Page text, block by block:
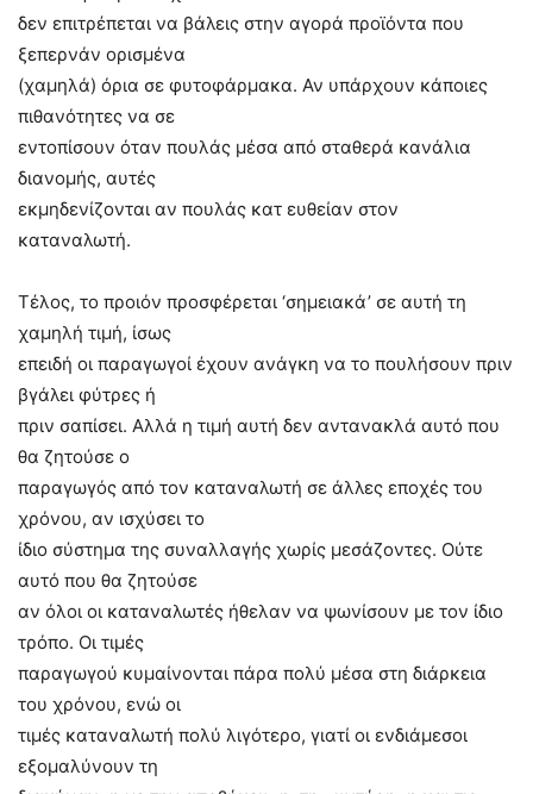
δεν επιτρέπεται να βάλεις στην αγορά προϊόντα που
ξεπερνάν ορισμένα
(χαμηλά) όρια σε φυτοφάρμακα. Αν υπάρχουν κάποιες
πιθανότητες να σε
εντοπίσουν όταν πουλάς μέσα από σταθερά κανάλια
διανομής, αυτές
εκμηδενίζονται αν πουλάς κατ ευθείαν στον
καταναλωτή.
Τέλος, το προιόν προσφέρεται ‘σημειακά’ σε αυτή τη
χαμηλή τιμή, ίσως
επειδή οι παραγωγοί έχουν ανάγκη να το πουλήσουν πριν
βγάλει φύτρες ή
πριν σαπίσει. Αλλά η τιμή αυτή δεν αντανακλά αυτό που
θα ζητούσε ο
παραγωγός από τον καταναλωτή σε άλλες εποχές του
χρόνου, αν ισχύσει το
ίδιο σύστημα της συναλλαγής χωρίς μεσάζοντες. Ούτε
αυτό που θα ζητούσε
αν όλοι οι καταναλωτές ήθελαν να ψωνίσουν με τον ίδιο
τρόπο. Οι τιμές
παραγωγού κυμαίνονται πάρα πολύ μέσα στη διάρκεια
του χρόνου, ενώ οι
τιμές καταναλωτή πολύ λιγότερο, γιατί οι ενδιάμεσοι
εξομαλύνουν τη